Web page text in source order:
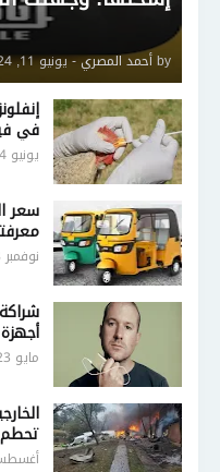
byأحمد المصري-يونيو 11, 2024
في
يونيو 04, 2024
سعر
نوفمبر 08, 2024
في
مايو 23, 2025
شخصًا
أغسطس 10,